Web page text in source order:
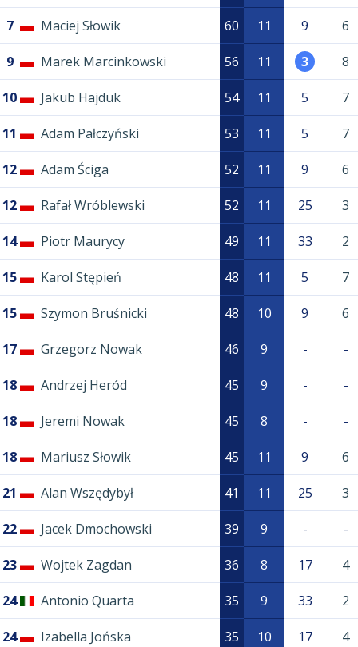
7 Maciej Słowik 60 11 9 6
9 Marek Marcinkowski 56 11 3 8
10 Jakub Hajduk 54 11 5 7
11 Adam Pałczyński 53 11 5 7
12 Adam Ściga 52 11 9 6
12 Rafał Wróblewski 52 11 25 3
14 Piotr Maurycy 49 11 33 2
15 Karol Stępień 48 11 5 7
15 Szymon Bruśnicki 48 10 9 6
17 Grzegorz Nowak 46 9 - -
18 Andrzej Heród 45 9 - -
18 Jeremi Nowak 45 8 - -
18 Mariusz Słowik 45 11 9 6
21 Alan Wszędybył 41 11 25 3
22 Jacek Dmochowski 39 9 - -
23 Wojtek Zagdan 36 8 17 4
24 Antonio Quarta 35 9 33 2
24 Izabella Jońska 35 10 17 4